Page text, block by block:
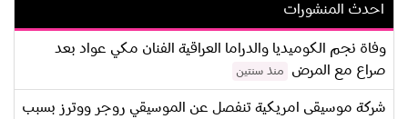
احدث المنشورات
وفاة نجم الكوميديا والدراما العراقية الفنان مكي عواد بعد
صراع مع المرض
منذ سنتين
شركة موسيقى امريكية تنفصل عن الموسيقي روجر ووترز بسبب